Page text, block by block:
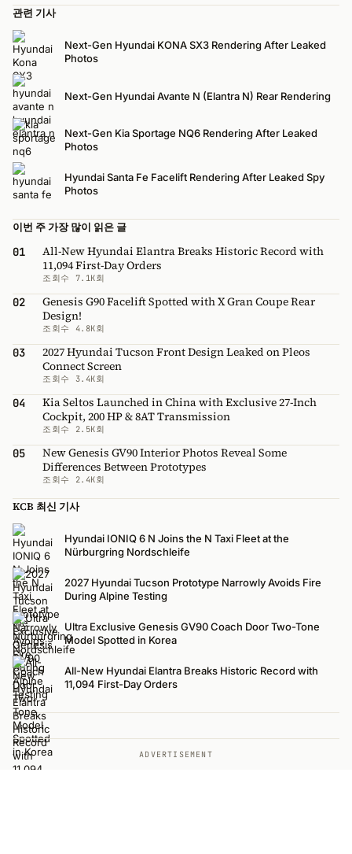
관련 기사
Next-Gen Hyundai KONA SX3 Rendering After Leaked
Photos
Next-Gen Hyundai Avante N (Elantra N) Rear Rendering
Next-Gen Kia Sportage NQ6 Rendering After Leaked
Photos
Hyundai Santa Fe Facelift Rendering After Leaked Spy
Photos
이번 주 가장 많이 읽은 글
01
All-New Hyundai Elantra Breaks Historic Record with
11,094 First-Day Orders
조회수 7.1K회
02
Genesis G90 Facelift Spotted with X Gran Coupe Rear
Design!
조회수 4.8K회
03
2027 Hyundai Tucson Front Design Leaked on Pleos
Connect Screen
조회수 3.4K회
04
Kia Seltos Launched in China with Exclusive 27-Inch
Cockpit, 200 HP & 8AT Transmission
조회수 2.5K회
05
New Genesis GV90 Interior Photos Reveal Some
Differences Between Prototypes
조회수 2.4K회
KCB 최신 기사
Hyundai IONIQ 6 N Joins the N Taxi Fleet at the
Nürburgring Nordschleife
2027 Hyundai Tucson Prototype Narrowly Avoids Fire
During Alpine Testing
Ultra Exclusive Genesis GV90 Coach Door Two-Tone
Model Spotted in Korea
All-New Hyundai Elantra Breaks Historic Record with
11,094 First-Day Orders
ADVERTISEMENT